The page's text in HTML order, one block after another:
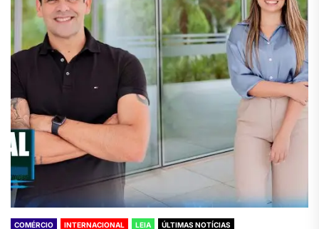
COMÉRCIO INTERNACIONAL LEIA ÚLTIMAS NOTÍCIAS